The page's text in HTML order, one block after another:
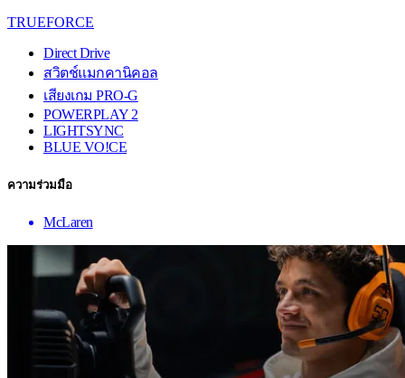
TRUEFORCE
Direct Drive
สวิตช์แมกคานิคอล
เสียงเกม PRO-G
POWERPLAY 2
LIGHTSYNC
BLUE VO!CE
ความร่วมมือ
McLaren